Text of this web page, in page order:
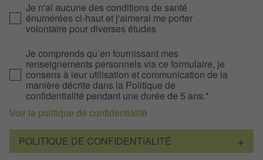
Je n'ai aucune des conditions de santé
énumérées ci-haut et j'aimerai me porter
volontaire pour diverses études
Je comprends qu’en fournissant mes
renseignements personnels via ce formulaire, je
consens à leur utilisation et communication de la
manière décrite dans la Politique de
confidentialité pendant une durée de 5 ans.*
Voir la politique de confidentialité
POLITIQUE DE CONFIDENTIALITÉ